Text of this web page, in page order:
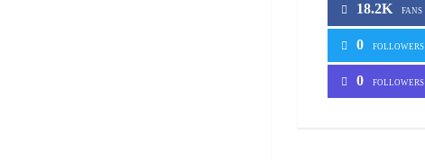
18.2K FANS
0 FOLLOWERS
0 FOLLOWERS